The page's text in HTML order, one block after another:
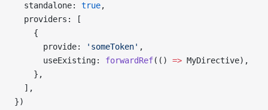
  standalone:
true,
  providers: [
    {
      provide:
'someToken' ,
      useExisting:
forwardRef(() => MyDirective),
    },
  ],
})